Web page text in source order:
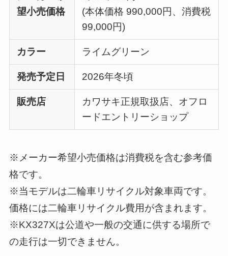
望小売価格
(本体価格 990,000円、消費税
99,000円)
カラー ライムグリーン
発売予定日 2026年冬頃
販売店
カワサキ正規取扱店、オフロ
ードエントリーショップ
※メーカー希望小売価格は消費税を含む参考価
格です。
※当モデルは二輪車リサイクル対象車両です。
価格には二輪車リサイクル費用が含まれます。
※KX327Xは公道や一般の交通に供する場所で
の走行は一切できません。